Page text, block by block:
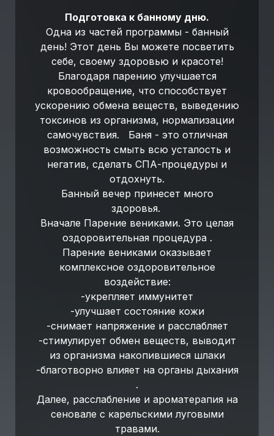
Подготовка к банному дню.
Одна из частей программы - банный
день! Этот день Вы можете посветить
себе, своему здоровью и красоте!
Благодаря парению улучшается
кровообращение, что способствует
ускорению обмена веществ, выведению
токсинов из организма, нормализации
самочувствия. Баня - это отличная
возможность смыть всю усталость и
негатив, сделать СПА-процедуры и
отдохнуть.
Банный вечер принесет много
здоровья.
Вначале Парение вениками. Это целая
оздоровительная процедура .
Парение вениками оказывает
комплексное оздоровительное
воздействие:
-укрепляет иммунитет
-улучшает состояние кожи
-снимает напряжение и расслабляет
-стимулирует обмен веществ, выводит
из организма накопившиеся шлаки
-благотворно влияет на органы дыхания
.
Далее, расслабление и ароматерапия на
сеновале с карельскими луговыми
травами.